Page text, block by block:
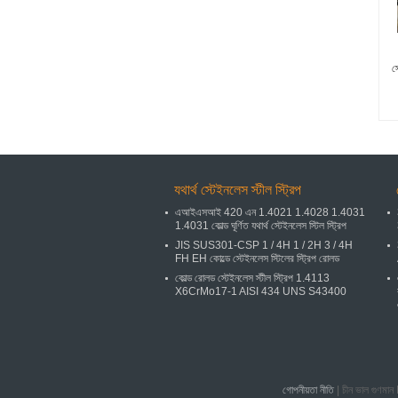
যথার্থ স্টেইনলেস স্টীল স্ট্রিপ
এআইএসআই 420 এন 1.4021 1.4028 1.4031
1.4031 কোল্ড ঘূর্ণিত যথার্থ স্টেইনলেস স্টিল স্ট্রিপ
JIS SUS301-CSP 1 / 4H 1 / 2H 3 / 4H
FH EH কোল্ডে স্টেইনলেস স্টিলের স্ট্রিপ রোলড
কোল্ড রোলড স্টেইনলেস স্টীল স্ট্রিপ 1.4113
X6CrMo17-1 AISI 434 UNS S43400
গোপনীয়তা নীতি | চীন ভাল